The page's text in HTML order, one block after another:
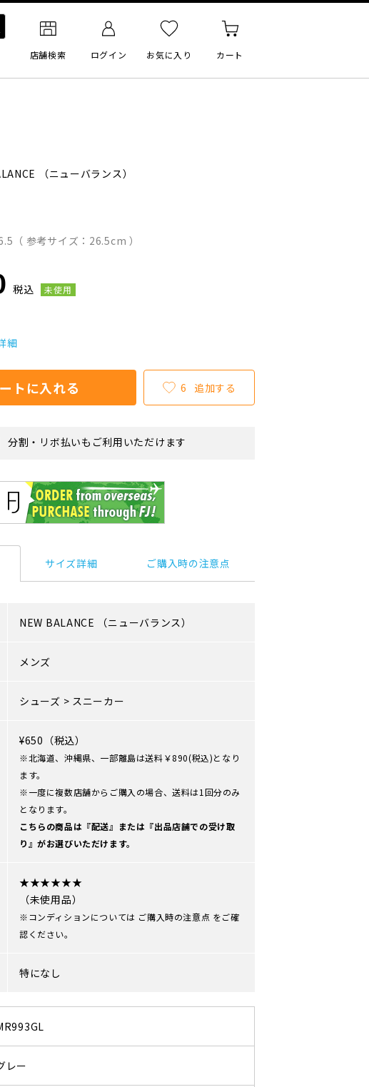
店舗検索 ログイン お気に入り カート
（ニューバランス）
（ 参考サイズ：26.5cm ）
税込 未使用
細
トに入れる 6 追加する
分割・リボ払いもご利用いただけます
サイズ詳細 ご購入時の注意点
NEW BALANCE （ニューバランス）
メンズ
シューズ > スニーカー
¥650（税込）
※北海道、沖縄県、一部離島は送料￥890(税込)となり
ます。
※一度に複数店舗からご購入の場合、送料は1回分のみ
となります。
こちらの商品は『配送』または『出品店舗での受け取
り』がお選びいただけます。
★★★★★★
（未使用品）
※コンディションについては ご購入時の注意点 をご確
認ください。
特になし
レー